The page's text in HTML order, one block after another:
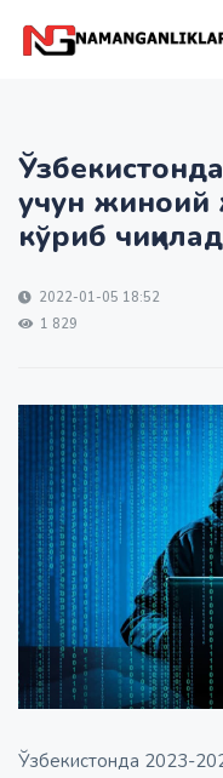
учун жиноий
кўриб
2022-01-05 18:52
1 829
Ўзбекистонда 2023-